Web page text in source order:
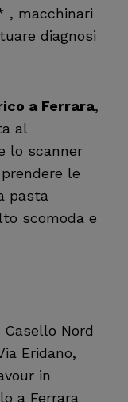
, macchinari
diagnosi
a Ferrara,
al
lo scanner
le
pasta
scomoda e
Casello Nord
Eridano,
in
a Ferrara